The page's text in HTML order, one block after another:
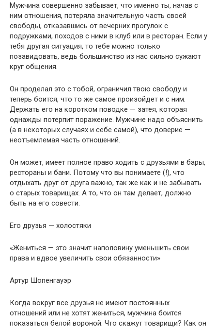
Мужчина совершенно забывает, что именно ты, начав с
ним отношения, потеряла значительную часть своей
свободы, отказавшись от вечерних прогулок с
подружками, походов с ними в клуб или в ресторан. Если у
тебя другая ситуация, то тебе можно только
позавидовать, ведь большинство из нас сильно сужают
круг общения.
Он проделал это с тобой, ограничил твою свободу и
теперь боится, что то же самое произойдет и с ним.
Держать его на коротком поводке — затея, которая
однажды потерпит поражение. Мужчине надо объяснить
(а в некоторых случаях и себе самой), что доверие —
неотъемлемая часть отношений.
Он может, имеет полное право ходить с друзьями в бары,
рестораны и бани. Потому что вы понимаете (!), что
отдыхать друг от друга важно, так же как и не забывать
о старых товарищах. А то, что он там делает, должно
быть на его совести.
Его друзья — холостяки
«Жениться — это значит наполовину уменьшить свои
права и вдвое увеличить свои обязанности»
Артур Шопенгауэр
Когда вокруг все друзья не имеют постоянных
отношений или не хотят жениться, мужчина боится
показаться белой вороной. Что скажут товарищи? Как он